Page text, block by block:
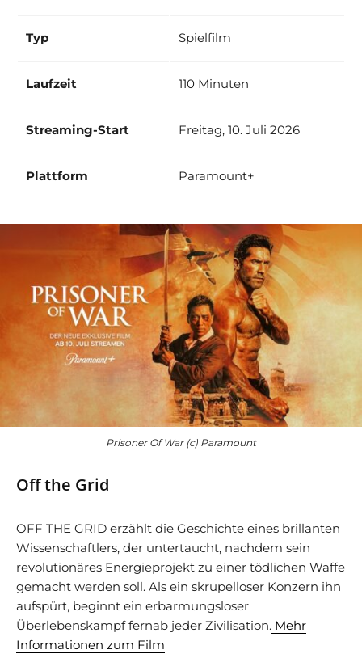
Typ Spielfilm
Laufzeit 110 Minuten
Streaming-Start Freitag, 10. Juli 2026
Plattform Paramount+
Prisoner Of War (c) Paramount
Off the Grid
OFF THE GRID erzählt die Geschichte eines brillanten
Wissenschaftlers, der untertaucht, nachdem sein
revolutionäres Energieprojekt zu einer tödlichen Waffe
gemacht werden soll. Als ein skrupelloser Konzern ihn
aufspürt, beginnt ein erbarmungsloser
Überlebenskampf fernab jeder Zivilisation. Mehr
Informationen zum Film